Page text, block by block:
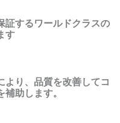
証するワールドクラスの
す
より、品質を改善してコ
助します。